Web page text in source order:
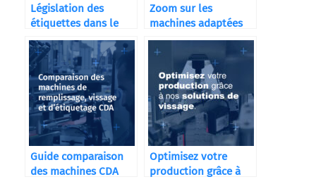
Législation des
étiquettes dans le
secteur cosmétique
Zoom sur les
machines adaptées
au marché du e-
liquide
Guide comparaison
des machines CDA
Optimisez votre
production grâce à